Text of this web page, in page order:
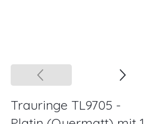
Trauringe TL9705 -